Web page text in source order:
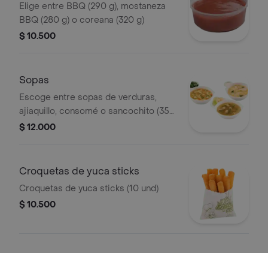
Elige entre BBQ (290 g), mostaneza
BBQ (280 g) o coreana (320 g)
$ 10.500
Sopas
Escoge entre sopas de verduras,
ajiaquillo, consomé o sancochito (350
g)
$ 12.000
Croquetas de yuca sticks
Croquetas de yuca sticks (10 und)
$ 10.500